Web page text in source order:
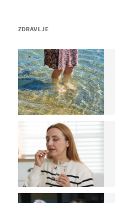
ZDRAVLJE